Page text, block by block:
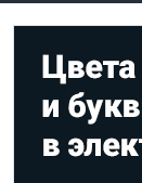
Перечитать